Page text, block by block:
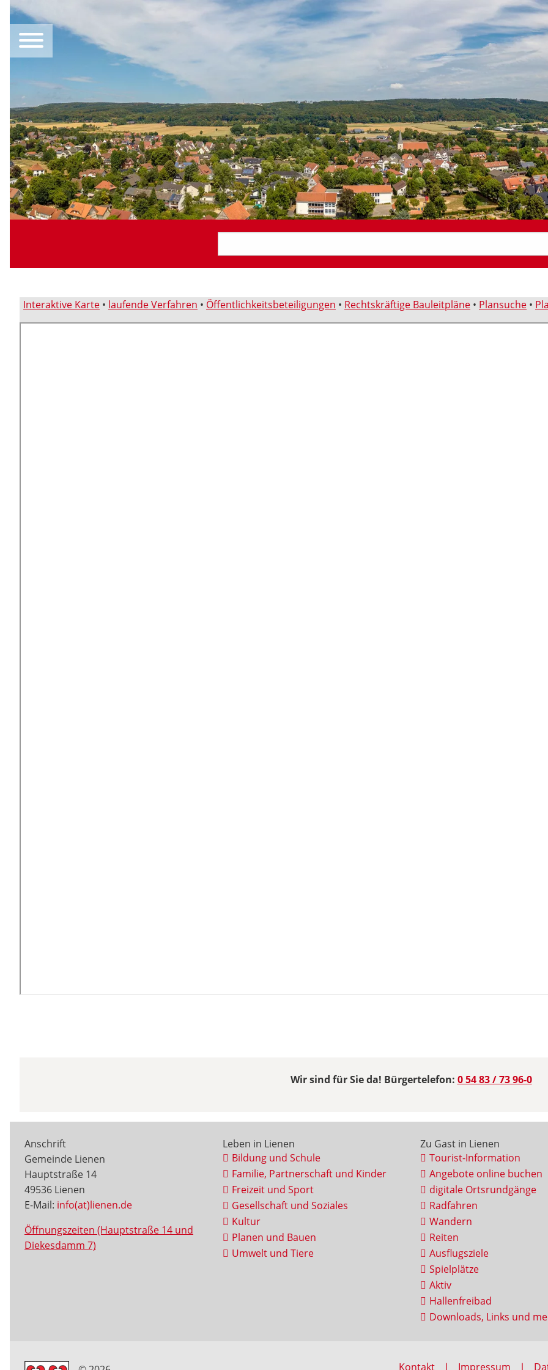
Interaktive Karte • laufende Verfahren • Öffentlichkeitsbeteiligungen • Rechtskräftige Bauleitpläne • Plansuche •
Wir sind für Sie da! Bürgertelefon: 0 54 83 / 73 96-0
Anschrift
Gemeinde Lienen
Hauptstraße 14
49536 Lienen
E-Mail: info(at)lienen.de
Öffnungszeiten (Hauptstraße 14 und
Diekesdamm 7)
Leben in Lienen
Bildung und Schule
Familie, Partnerschaft und Kinder
Freizeit und Sport
Gesellschaft und Soziales
Kultur
Planen und Bauen
Umwelt und Tiere
Zu Gast in Lienen
Tourist-Information
Angebote online buchen
digitale Ortsrundgänge
Radfahren
Wandern
Reiten
Ausflugsziele
Spielplätze
Aktiv
Hallenfreibad
Downloads, Links und
Kontakt Impressum